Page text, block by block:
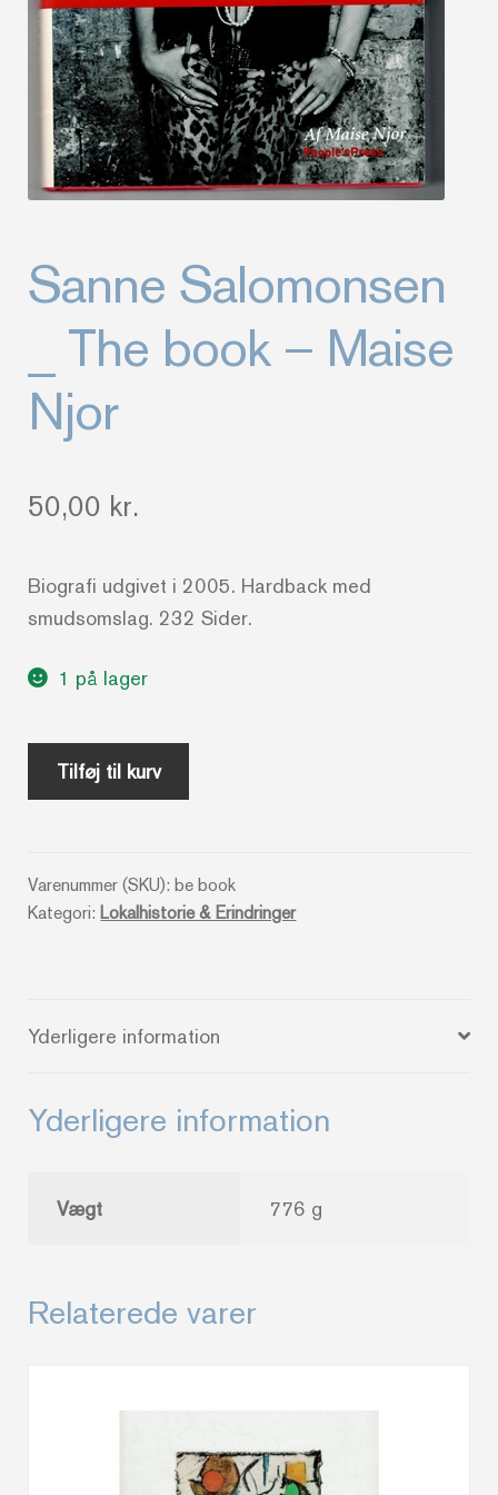
Sanne Salomonsen
_ The book – Maise
Njor
50,00 kr.
Biografi udgivet i 2005. Hardback med
smudsomslag. 232 Sider.
1 på lager
Sanne
Salomonsen
book
-
Tilføj til kurv
Varenummer (SKU):be book
Kategori: Lokalhistorie & Erindringer
Yderligere information
Yderligere information
Vægt 776 g
Relaterede varer